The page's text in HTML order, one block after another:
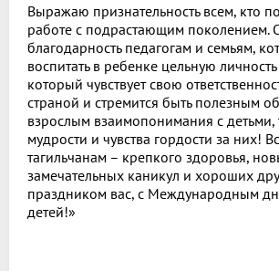
Выражаю признательность всем, кто
работе с подрастающим поколением.
благодарность педагогам и семьям,
воспитать в ребенке цельную
который чувствует свою
страной и стремится быть полезным
взрослым взаимопонимания с детьми,
мудрости и чувства гордости за них!
тагильчанам – крепкого здоровья,
замечательных каникул и хороших
праздником вас, с Международным
детей!»